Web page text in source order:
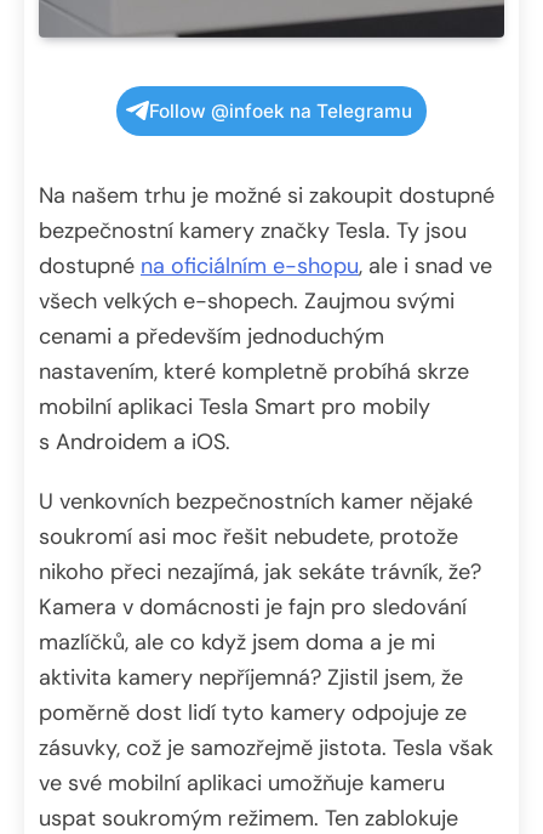
Follow @infoek na Telegramu
Na našem trhu je možné si zakoupit dostupné
bezpečnostní kamery značky Tesla. Ty jsou
dostupné na oficiálním e-shopu, ale i snad ve
všech velkých e-shopech. Zaujmou svými
cenami a především jednoduchým
nastavením, které kompletně probíhá skrze
mobilní aplikaci Tesla Smart pro mobily
s Androidem a iOS.
U venkovních bezpečnostních kamer nějaké
soukromí asi moc řešit nebudete, protože
nikoho přeci nezajímá, jak sekáte trávník, že?
Kamera v domácnosti je fajn pro sledování
mazlíčků, ale co když jsem doma a je mi
aktivita kamery nepříjemná? Zjistil jsem, že
poměrně dost lidí tyto kamery odpojuje ze
zásuvky, což je samozřejmě jistota. Tesla však
ve své mobilní aplikaci umožňuje kameru
uspat soukromým režimem. Ten zablokuje